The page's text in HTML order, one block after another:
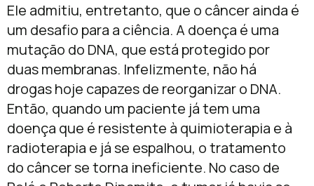
Ele admitiu, entretanto, que o câncer ainda é
um desafio para a ciência. A doença é uma
mutação do DNA, que está protegido por
duas membranas. Infelizmente, não há
drogas hoje capazes de reorganizar o DNA.
Então, quando um paciente já tem uma
doença que é resistente à quimioterapia e à
radioterapia e já se espalhou, o tratamento
do câncer se torna ineficiente. No caso de